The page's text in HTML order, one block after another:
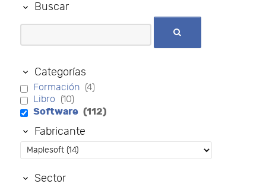
Buscar
Categorías
Formación (4)
Libro (10)
Software (112)
Fabricante
Sector